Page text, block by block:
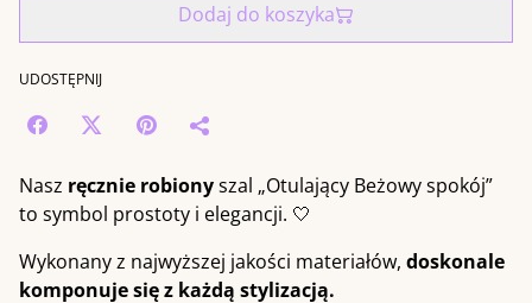
Dodaj do koszyka
UDOSTĘPNIJ
Nasz ręcznie robionyszal „Otulający Beżowy spokój”
to symbol prostoty i elegancji. 🤍
Wykonany z najwyższej jakości materiałów, doskonale
komponuje się z każdą stylizacją.